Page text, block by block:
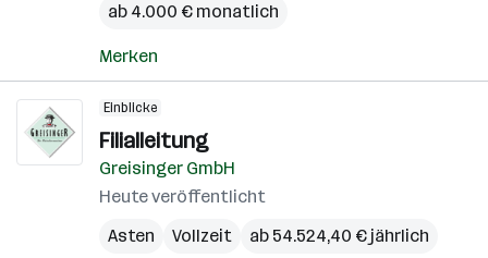
ab 4.000 € monatlich
Merken
Einblicke
Filialleitung
Greisinger GmbH
Heute veröffentlicht
Asten
Vollzeit ab 54.524,40 € jährlich